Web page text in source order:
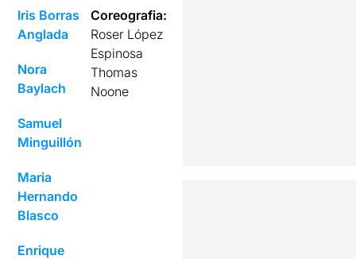
Iris Borras
Anglada
Nora
Baylach
Samuel
Minguillón
Maria
Hernando
Blasco
Enrique
Coreografia:
Roser López
Espinosa
Thomas
Noone